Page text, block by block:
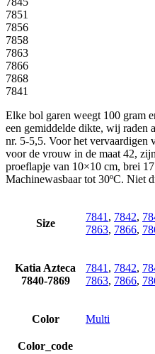
7851
7856
7858
7863
7866
7868
7841
Elke bol garen weegt 100 gram
een gemiddelde dikte, wij raden
nr. 5-5,5. Voor het vervaardigen
voor de vrouw in de maat 42,
proeflapje van 10×10 cm, brei
Machinewasbaar tot 30ºC. Niet
Size
7841 , 7842,
7863, 7866,
Katia Azteca
7840-7869
7841 , 7842,
7863, 7866,
Color Multi
Color_code